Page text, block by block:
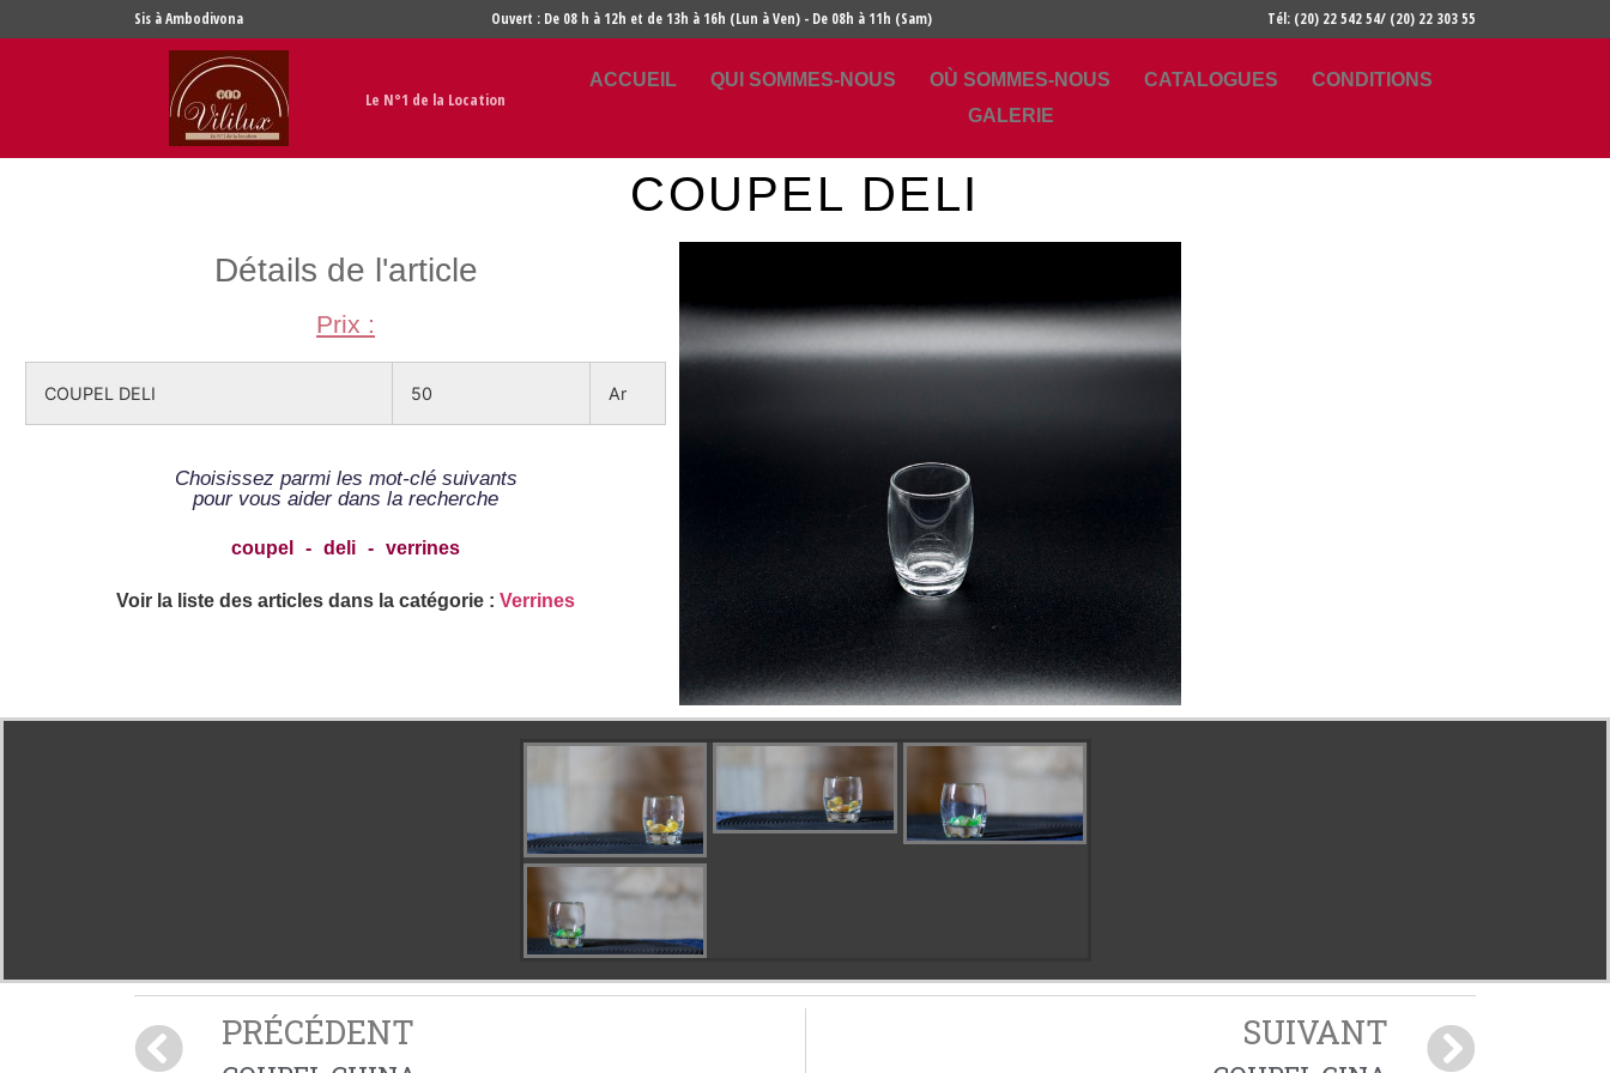
Sis à Ambodivona Ouvert : De 08 h à 12h et de 13h à 16h (Lun à Ven) - De 08h à 11h (Sam) Tél: (20) 22 542 54/ (20) 22 303 55
Le N°1 de la Location
ACCUEIL QUI SOMMES-NOUS OÙ SOMMES-NOUS CATALOGUES
CONDITIONS
GALERIE
COUPEL DELI
Détails de l'article
Prix :
COUPEL DELI 50 Ar
Choisissez parmi les mot-clé suivants
pour vous aider dans la recherche
coupel - deli - verrines
Voir la liste des articles dans la catégorie : Verrines
PRÉCÉDENT SUIVANT